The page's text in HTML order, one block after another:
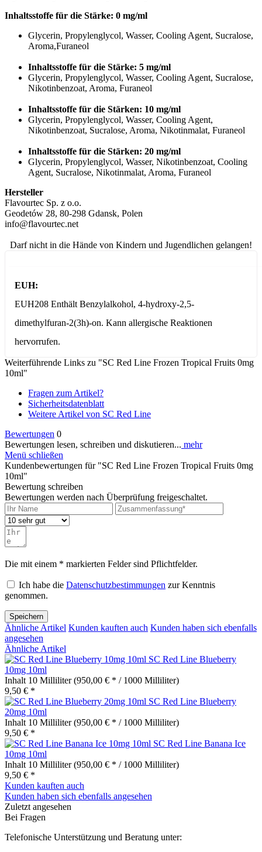
Inhaltsstoffe für die Stärke: 0 mg/ml
Glycerin, Propylenglycol, Wasser, Cooling Agent, Sucralose,
Aroma,Furaneol
Inhaltsstoffe für die Stärke: 5 mg/ml
Glycerin, Propylenglycol, Wasser, Cooling Agent, Sucralose,
Nikotinbenzoat, Aroma, Furaneol
Inhaltsstoffe für die Stärken: 10 mg/ml
Glycerin, Propylenglycol, Wasser, Cooling Agent,
Nikotinbenzoat, Sucralose, Aroma, Nikotinmalat, Furaneol
Inhaltsstoffe für die Stärken: 20 mg/ml
Glycerin, Propylenglycol, Wasser, Nikotinbenzoat, Cooling
Agent, Sucralose, Nikotinmalat, Aroma, Furaneol
Hersteller
Flavourtec Sp. z o.o.
Geodetów 28, 80-298 Gdansk, Polen
info@flavourtec.net
Darf nicht in die Hände von Kindern und Jugendlichen gelangen!
EUH:
EUH208 Enthält Benzylalkohol, 4-hydroxy-2,5-
dimethylfuran-2(3h)-on. Kann allergische Reaktionen
hervorrufen.
Weiterführende Links zu "SC Red Line Frozen Tropical Fruits 0mg
10ml"
Fragen zum Artikel?
Sicherheitsdatenblatt
Weitere Artikel von SC Red Line
Bewertungen 0
Bewertungen lesen, schreiben und diskutieren... mehr
Menü schließen
Kundenbewertungen für "SC Red Line Frozen Tropical Fruits 0mg
10ml"
Bewertung schreiben
Bewertungen werden nach Überprüfung freigeschaltet.
Die mit einem * markierten Felder sind Pflichtfelder.
Ich habe die Datenschutzbestimmungen zur Kenntnis
genommen.
Speichern
Ähnliche Artikel Kunden kauften auch Kunden haben sich ebenfalls
angesehen
Ähnliche Artikel
SC Red Line Blueberry
10mg 10ml
Inhalt 10 Milliliter(950,00 € * / 1000 Milliliter)
9,50 € *
SC Red Line Blueberry
20mg 10ml
Inhalt 10 Milliliter(950,00 € * / 1000 Milliliter)
9,50 € *
SC Red Line Banana Ice
10mg 10ml
Inhalt 10 Milliliter(950,00 € * / 1000 Milliliter)
9,50 € *
Kunden kauften auch
Kunden haben sich ebenfalls angesehen
Zuletzt angesehen
Bei Fragen
Telefonische Unterstützung und Beratung unter: